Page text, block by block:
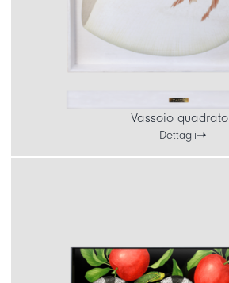
Vassoio quadrato
Dettagli